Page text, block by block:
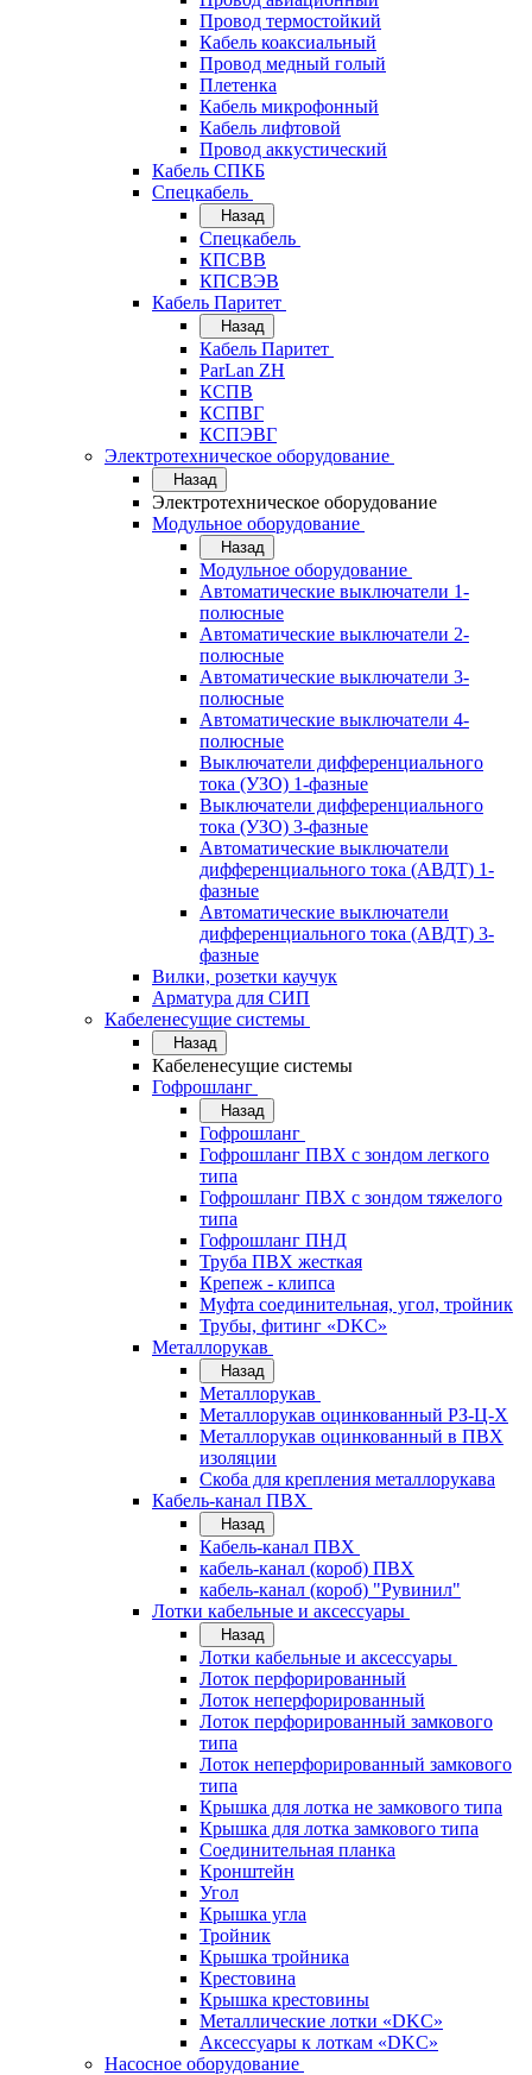
Провод термостойкий
Кабель коаксиальный
Провод медный голый
Плетенка
Кабель микрофонный
Кабель лифтовой
Провод аккустический
Кабель СПКБ
Спецкабель
Назад
Спецкабель
КПСВВ
КПСВЭВ
Кабель Паритет
Назад
Кабель Паритет
ParLan ZH
КСПВ
КСПВГ
КСПЭВГ
Электротехническое оборудование
Назад
Электротехническое оборудование
Модульное оборудование
Назад
Модульное оборудование
Автоматические выключатели 1-
полюсные
Автоматические выключатели 2-
полюсные
Автоматические выключатели 3-
полюсные
Автоматические выключатели 4-
полюсные
Выключатели дифференциального
тока (УЗО) 1-фазные
Выключатели дифференциального
тока (УЗО) 3-фазные
Автоматические выключатели
дифференциального тока (АВДТ) 1-
фазные
Автоматические выключатели
дифференциального тока (АВДТ) 3-
фазные
Вилки, розетки каучук
Арматура для СИП
Кабеленесущие системы
Назад
Кабеленесущие системы
Гофрошланг
Назад
Гофрошланг
Гофрошланг ПВХ с зондом легкого
типа
Гофрошланг ПВХ с зондом тяжелого
типа
Гофрошланг ПНД
Труба ПВХ жесткая
Крепеж - клипса
Муфта соединительная, угол, тройник
Трубы, фитинг «DKC»
Металлорукав
Назад
Металлорукав
Металлорукав оцинкованный РЗ-Ц-Х
Металлорукав оцинкованный в ПВХ
изоляции
Скоба для крепления металлорукава
Кабель-канал ПВХ
Назад
Кабель-канал ПВХ
кабель-канал (короб) ПВХ
кабель-канал (короб) "Рувинил"
Лотки кабельные и аксессуары
Назад
Лотки кабельные и аксессуары
Лоток перфорированный
Лоток неперфорированный
Лоток перфорированный замкового
типа
Лоток неперфорированный замкового
типа
Крышка для лотка не замкового типа
Крышка для лотка замкового типа
Соединительная планка
Кронштейн
Угол
Крышка угла
Тройник
Крышка тройника
Крестовина
Крышка крестовины
Металлические лотки «DKC»
Аксессуары к лоткам «DKC»
Насосное оборудование